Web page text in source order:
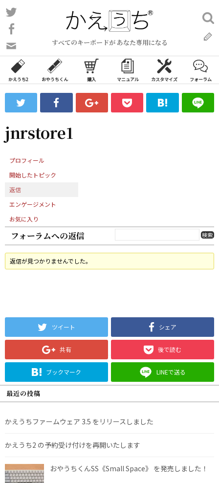
コ
ン
ン
ツ
ス
ッ
プ
すべてのキーボードが あなた専用になる
い
合
わ
フ
ォ
ム
検
索:
かえうち2 おやうちくん 購入 マニュアル カスタマイズ フォーラム
jnrstore1
プロフィール
開始したトピック
返信
エンゲージメント
お気に入り
フォーラムへの返信
返信が見つかりませんでした。
ツイート シェア
共有 後で読む
ブックマーク LINEで送る
最近の投稿
かえうちファームウェア 3.5 をリリースしました
かえうち2 の予約受け付けを再開いたします
おやうちくんSS《Small Space》 を発売しました！